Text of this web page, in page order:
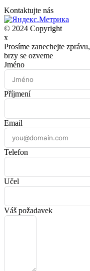
Kontaktujte nás
© 2024 Copyright
x
Prosíme zanechejte zprávu,
brzy se ozveme
Jméno
Příjmení
Email
Telefon
Učel
Váš požadavek